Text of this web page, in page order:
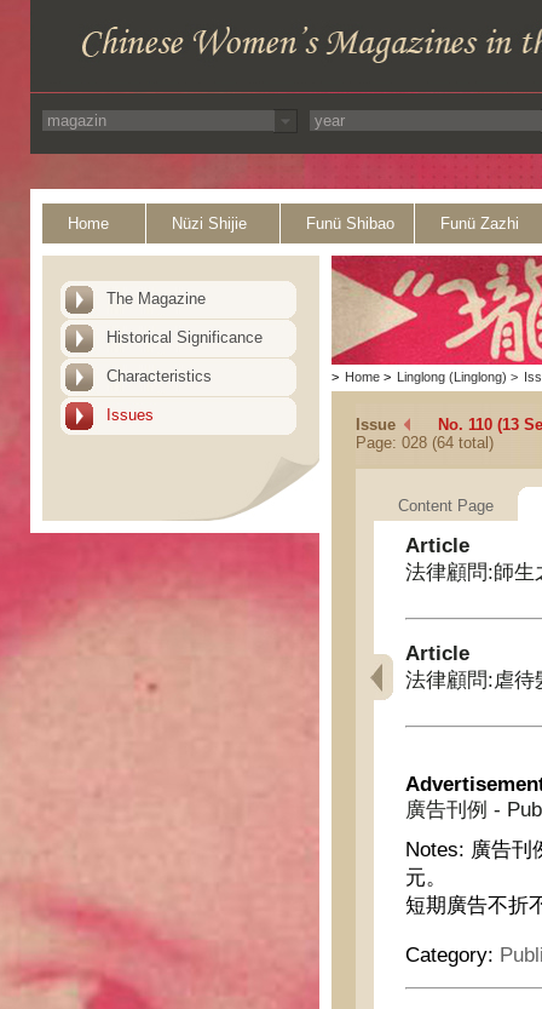
Home Nüzi Shijie Funü Shibao Funü Zazhi
The Magazine
Historical Significance
Characteristics
Issues
> Home > Linglong (Linglong) >
Issue
No. 110 (13
Page: 028 (64 total)
Content Page
Article
法律顧問:師生
Article
法律顧問:虐待
廣告刊例 -
Notes: 廣告刊
元。
短期廣告不折
Category: